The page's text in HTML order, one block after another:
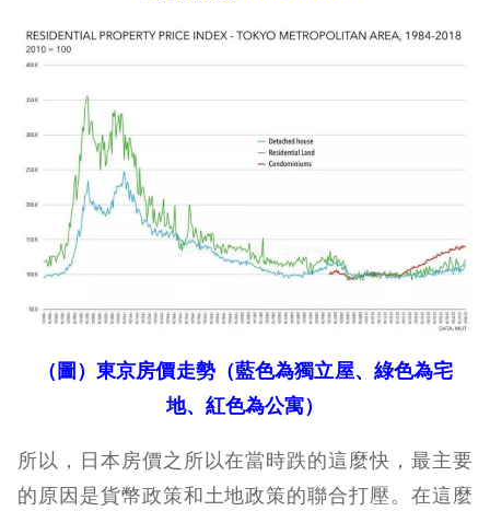
（圖）東京房價走勢（藍色為獨立屋、綠色為宅
地、紅色為公寓）
所以，日本房價之所以在當時跌的這麼快，最主要
的原因是貨幣政策和土地政策的聯合打壓。在這麼